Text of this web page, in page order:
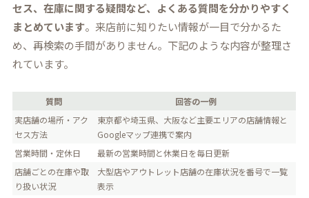
セス、在庫に関する疑問など、よくある質問を分かりやすく
まとめています。来店前に知りたい情報が一目で分かるた
め、再検索の手間がありません。下記のような内容が整理さ
れています。
質問
回答の一例
実店舗の場所・アク
セス方法
東京都や埼玉県、大阪など主要エリアの店舗情報と
Googleマップ連携で案内
営業時間・定休日
最新の営業時間と休業日を毎日更新
店舗ごとの在庫や取
り扱い状況
大型店やアウトレット店舗の在庫状況を番号で一覧
表示